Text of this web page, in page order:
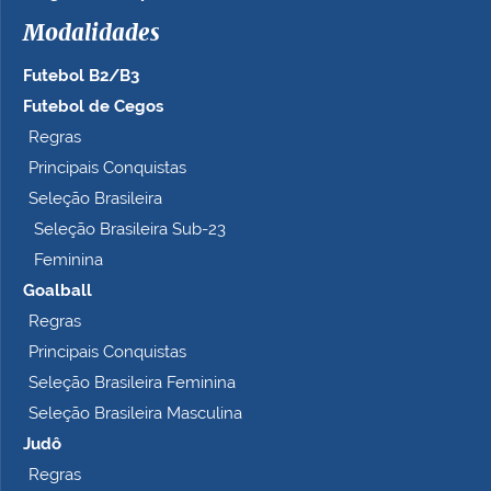
o
o
m
e
t
Modalidades
Futebol B2/B3
Futebol de Cegos
Regras
Principais Conquistas
Seleção Brasileira
Seleção Brasileira Sub-23
Feminina
Goalball
Regras
Principais Conquistas
Seleção Brasileira Feminina
Seleção Brasileira Masculina
Judô
Regras